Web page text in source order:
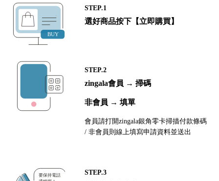
STEP.1
選好商品按下【立即購買】
STEP.2
zingala會員 → 掃碼
非會員 → 填單
會員請打開zingala銀角零卡掃描付款條碼
/ 非會員則線上填寫申請資料並送出
STEP.3